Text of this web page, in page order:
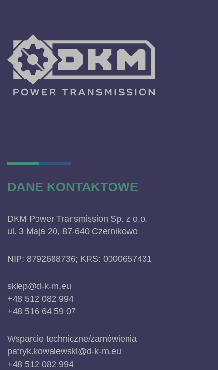
DANE KONTAKTOWE
DKM Power Transmission Sp. z o.o.
ul. 3 Maja 20, 87-640 Czernikowo
NIP: 8792688736; KRS: 0000657431
sklep@d-k-m.eu
+48 512 082 994
+48 516 64 59 07
Wsparcie techniczne/zamówienia
patryk.kowalewski@d-k-m.eu
+48 512 082 994